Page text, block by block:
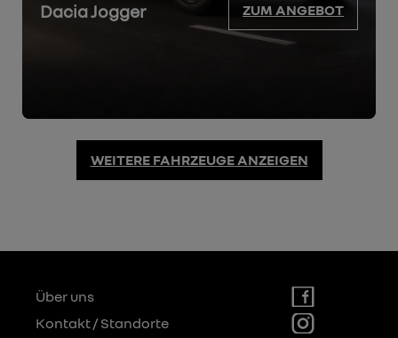
Dacia Jogger ZUM ANGEBOT
WEITERE FAHRZEUGE ANZEIGEN
Über uns
Kontakt / Standorte